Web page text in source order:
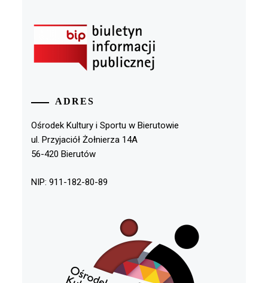
ADRES
Ośrodek Kultury i Sportu w Bierutowie
ul. Przyjaciół Żołnierza 14A
56-420 Bierutów
NIP: 911-182-80-89